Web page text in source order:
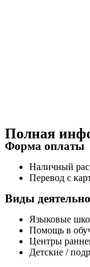
Полная
Форма оплаты
Наличный
Перевод с
Виды
Языковые
Помощь в
Центры
Детские /